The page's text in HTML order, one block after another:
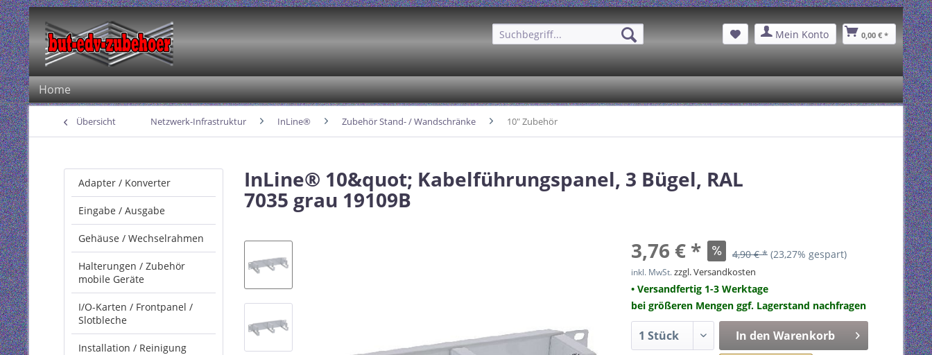
Mein Konto 0,00 € *
Home
Übersicht Netzwerk-Infrastruktur InLine® Zubehör Stand- / Wandschränke 10" Zubehör
Adapter / Konverter
Eingabe / Ausgabe
Gehäuse / Wechselrahmen
Halterungen / Zubehör
mobile Geräte
I/O-Karten / Frontpanel /
Slotbleche
Installation / Reinigung
InLine® 10&quot; Kabelführungspanel, 3 Bügel, RAL
7035 grau 19109B
3,76 € *
4,90 € * (23,27% gespart)
inkl. MwSt.zzgl. Versandkosten
• Versandfertig 1-3 Werktage
bei größeren Mengen ggf. Lagerstand nachfragen
In den Warenkorb